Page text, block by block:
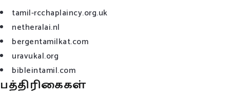
tamil-rcchaplaincy.org.uk
netheralai.nl
bergentamilkat.com
uravukal.org
bibleintamil.com
பத்திரிகைகள்